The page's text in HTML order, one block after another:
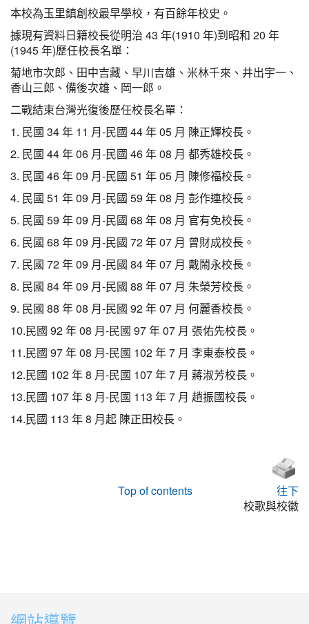
本校為玉里鎮創校最早學校，有百餘年校史。
據現有資料日籍校長從明治 43 年(1910 年)到昭和 20 年
(1945 年)歷任校長名單：
菊地市次郎、田中吉藏、早川吉雄、米林千來、井出宇一、
香山三郎、備後次雄、岡一郎。
二戰結束台灣光復後歷任校長名單：
1. 民國 34 年 11 月-民國 44 年 05 月 陳正輝校長。
2. 民國 44 年 06 月-民國 46 年 08 月 都秀雄校長。
3. 民國 46 年 09 月-民國 51 年 05 月 陳修福校長。
4. 民國 51 年 09 月-民國 59 年 08 月 彭作連校長。
5. 民國 59 年 09 月-民國 68 年 08 月 官有免校長。
6. 民國 68 年 09 月-民國 72 年 07 月 曾財成校長。
7. 民國 72 年 09 月-民國 84 年 07 月 戴鬧永校長。
8. 民國 84 年 09 月-民國 88 年 07 月 朱榮芳校長。
9. 民國 88 年 08 月-民國 92 年 07 月 何麗香校長。
10.民國 92 年 08 月-民國 97 年 07 月 張佑先校長。
11.民國 97 年 08 月-民國 102 年 7 月 李東泰校長。
12.民國 102 年 8 月-民國 107 年 7 月 蔣淑芳校長。
13.民國 107 年 8 月-民國 113 年 7 月 趙振國校長。
14.民國 113 年 8 月起 陳正田校長。
Top of contents
往下
校歌與校徽